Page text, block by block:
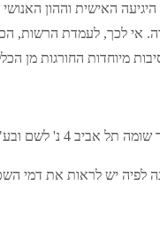
האישית וההון
מיוחדות החורגות מן
יש לראות את דמי